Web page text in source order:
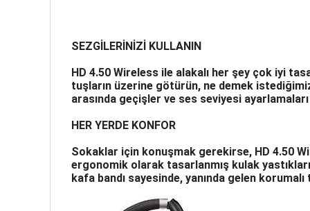
SEZGİLERİNİZİ KULLANIN
HD 4.50 Wireless ile alakalı her şey çok iyi
tuşların üzerine götürün, ne demek
arasında geçişler ve ses seviyesi
HER YERDE KONFOR
Sokaklar için konuşmak gerekirse, HD 4.50
ergonomik olarak tasarlanmış kulak
kafa bandı sayesinde, yanında gelen korumalı